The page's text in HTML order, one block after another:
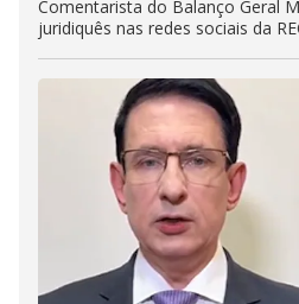
Comentarista do Balanço Geral
juridiquês nas redes sociais da